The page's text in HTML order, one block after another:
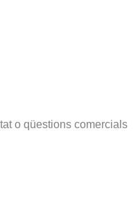
o qüestions comercials